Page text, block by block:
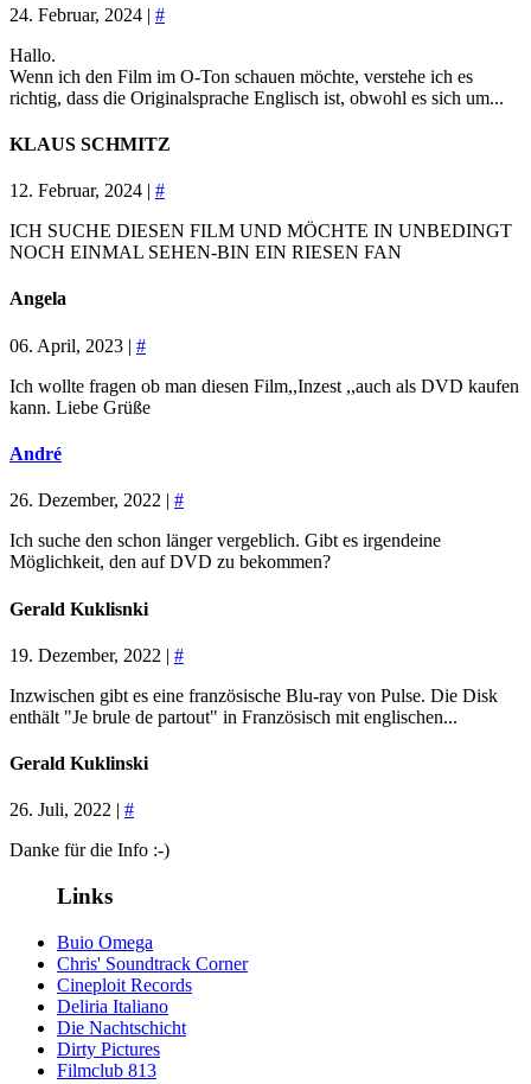
24. Februar, 2024 | #
Hallo.
Wenn ich den Film im O-Ton schauen möchte, verstehe ich es
richtig, dass die Originalsprache Englisch ist, obwohl es sich um...
KLAUS SCHMITZ
12. Februar, 2024 | #
ICH SUCHE DIESEN FILM UND MÖCHTE IN UNBEDINGT
NOCH EINMAL SEHEN-BIN EIN RIESEN FAN
Angela
06. April, 2023 | #
Ich wollte fragen ob man diesen Film,,Inzest ,,auch als DVD kaufen
kann. Liebe Grüße
André
26. Dezember, 2022 | #
Ich suche den schon länger vergeblich. Gibt es irgendeine
Möglichkeit, den auf DVD zu bekommen?
Gerald Kuklisnki
19. Dezember, 2022 | #
Inzwischen gibt es eine französische Blu-ray von Pulse. Die Disk
enthält "Je brule de partout" in Französisch mit englischen...
Gerald Kuklinski
26. Juli, 2022 | #
Danke für die Info :-)
Links
Buio Omega
Chris' Soundtrack Corner
Cineploit Records
Deliria Italiano
Die Nachtschicht
Dirty Pictures
Filmclub 813